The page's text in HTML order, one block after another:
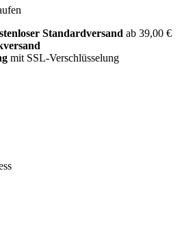
Standardversand ab 39,00 €
mit SSL-Verschlüsselung